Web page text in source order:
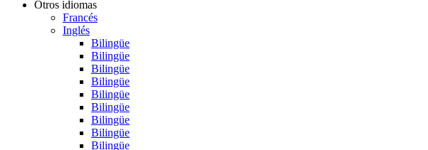
Otros idiomas
Francés
Inglés
Bilingüe
Bilingüe
Bilingüe
Bilingüe
Bilingüe
Bilingüe
Bilingüe
Bilingüe
Bilingüe